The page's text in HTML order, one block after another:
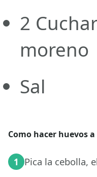
2
moreno
Sal
Como hacer huevos
1 Pica la cebolla,